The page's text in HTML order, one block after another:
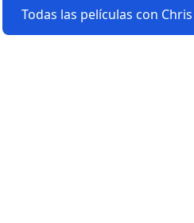
Todas las películas con